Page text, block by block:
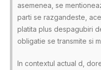
asemenea, se
parti se razgandeste,
platita plus despagubiri
obligatie se transmite si
In contextul actual d,